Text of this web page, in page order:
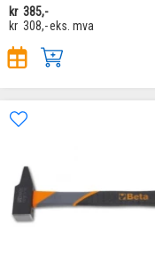
kr 385,-
kr 308,-eks. mva